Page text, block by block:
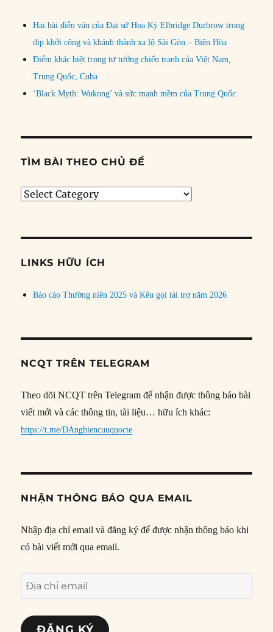
Hai bài diễn văn của Đại sứ Hoa Kỳ Elbridge Durbrow trong
dịp khởi công và khánh thành xa lộ Sài Gòn – Biên Hòa
Điểm khác biệt trong tư tưởng chiến tranh của Việt Nam,
Trung Quốc, Cuba
‘Black Myth: Wukong’ và sức mạnh mềm của Trung Quốc
TÌM BÀI THEO CHỦ ĐỀ
Tìm
đề
LINKS HỮU ÍCH
Báo cáo Thường niên 2025 và Kêu gọi tài trợ năm 2026
NCQT TRÊN TELEGRAM
Theo dõi NCQT trên Telegram để nhận được thông báo bài
viết mới và các thông tin, tài liệu… hữu ích khác:
https://t.me/DAnghiencuuquocte
NHẬN THÔNG BÁO QUA EMAIL
Nhập địa chỉ email và đăng ký để được nhận thông báo khi
có bài viết mới qua email.
Địa
chỉ
email